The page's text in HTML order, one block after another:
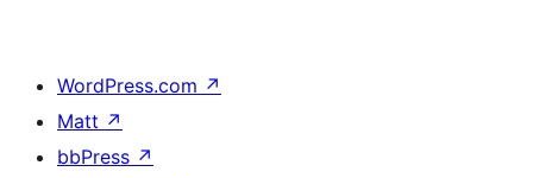
WordPress.com ↗
Matt ↗
bbPress ↗